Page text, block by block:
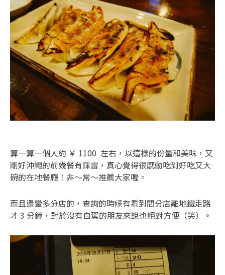
算一算一個人約 ￥ 1100 左右，以這樣的份量和美味，又
剛好沖繩的前幾餐有踩雷，真心覺得很感動吃到好吃又大
碗的在地餐廳！非～常～推薦大家喔。
而且還蠻多分店的，查詢的時候有看到間分店離地鐵走路
才 3 分鐘，對於沒有自駕的朋友來說也絕對方便（笑）。